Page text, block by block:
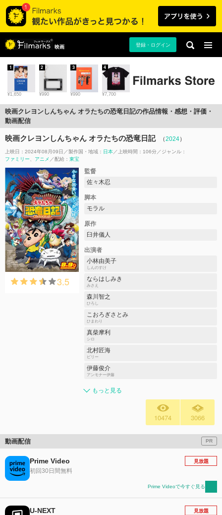
映画 登録・ログイン
¥1,650
1
¥990
2
¥990
3
¥7,700
4
映画クレヨンしんちゃん オラたちの恐竜日記の作品情報・感想・評価・
動画配信
映画クレヨンしんちゃん オラたちの恐竜日記 （2024）
上映日：2024年08月09日 製作国・地域： 日本 上映時間：106分
ジャンル：
ファミリー
アニメ 配給： 東宝
3.5
監督
佐々木忍
脚本
モラル
原作
臼井儀人
出演者
小林由美子
しんのすけ
ならはしみき
みさえ
森川智之
ひろし
こおろぎさとみ
ひまわり
真柴摩利
シロ
北村匠海
ビリー
伊藤俊介
アンモナー伊藤
もっと見る
10474 3066
動画配信 PR
Prime Video
初回30日間無料
見放題
Prime Videoで今すぐ見る
U-NEXT 見放題